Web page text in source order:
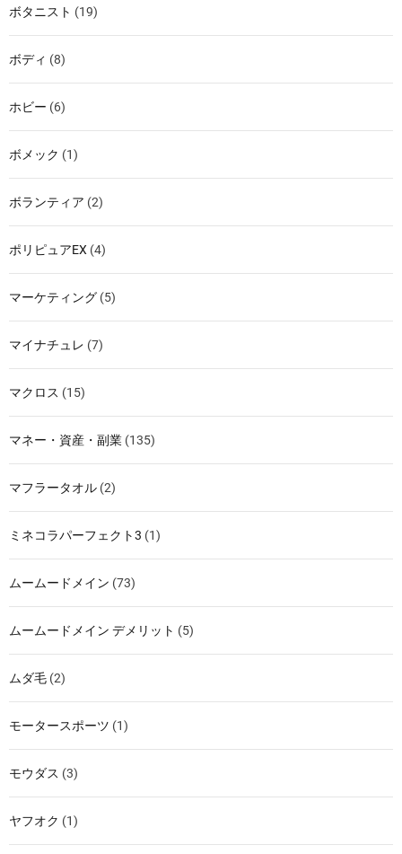
ボタニスト (19)
ボディ (8)
ホビー (6)
ボメック (1)
ボランティア (2)
ポリピュアEX (4)
マーケティング (5)
マイナチュレ (7)
マクロス (15)
マネー・資産・副業 (135)
マフラータオル (2)
ミネコラパーフェクト3 (1)
ムームードメイン (73)
ムームードメイン デメリット (5)
ムダ毛 (2)
モータースポーツ (1)
モウダス (3)
ヤフオク (1)